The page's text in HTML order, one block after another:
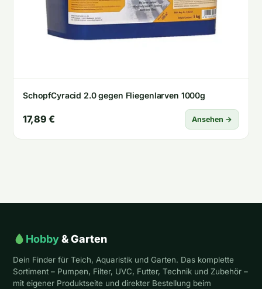
SchopfCyracid 2.0 gegen Fliegenlarven 1000g
17,89 € Ansehen →
Hobby& Garten
Dein Finder für Teich, Aquaristik und Garten. Das komplette
Sortiment – Pumpen, Filter, UVC, Futter, Technik und Zubehör –
mit eigener Produktseite und direkter Bestellung beim